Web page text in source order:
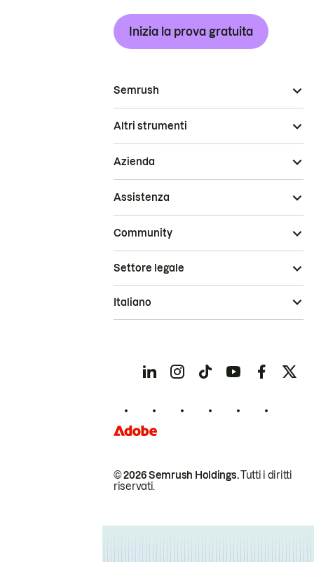
Inizia la prova gratuita
Semrush
Altri strumenti
Azienda
Assistenza
Community
© 2026 Semrush Holdings.Tutti i diritti
riservati.
Settore legale
Italiano